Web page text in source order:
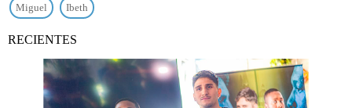
Miguel Ibeth
RECIENTES